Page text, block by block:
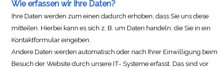
Wie erfassen wir Ihre Daten?
Ihre Daten werden zum einen dadurch erhoben, dass Sie uns diese
mitteilen. Hierbei kann es sich z. B. um Daten handeln, die Sie in ein
Kontaktformular eingeben.
Andere Daten werden automatisch oder nach Ihrer Einwilligung beim
Besuch der Website durch unsere IT- Systeme erfasst. Das sind vor